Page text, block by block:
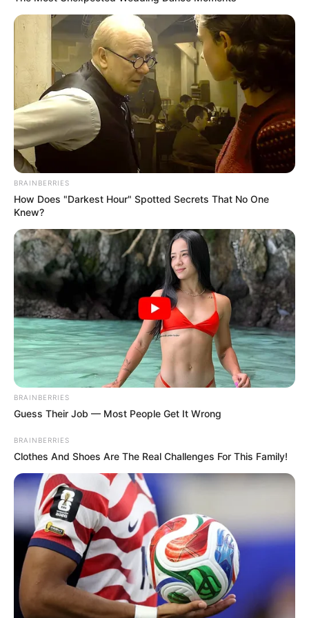
II. Beneficios del Té de Perejil
para los Riñones
Propiedades Diuréticas:El perejil es
conocido por su capacidad para
aumentar la producción de orina, lo que
ayuda a eliminar las toxinas y reducir la
BRAINBERRIES
How Does "Darkest Hour" Spotted Secrets That No One
Knew?
BRAINBERRIES
Guess Their Job — Most People Get It Wrong
BRAINBERRIES
Clothes And Shoes Are The Real Challenges For This Family!